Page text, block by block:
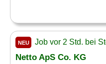
NEU Job vor 2 Std. bei
Netto ApS Co. KG